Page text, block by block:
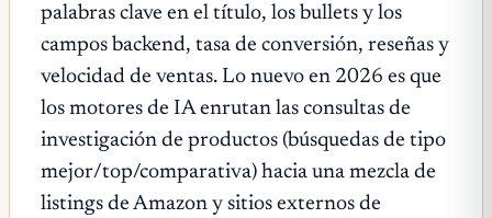
palabras clave en el título, los bullets y los
campos backend, tasa de conversión, reseñas y
velocidad de ventas. Lo nuevo en 2026 es que
los motores de IA enrutan las consultas de
investigación de productos (búsquedas de tipo
mejor/top/comparativa) hacia una mezcla de
listings de Amazon y sitios externos de